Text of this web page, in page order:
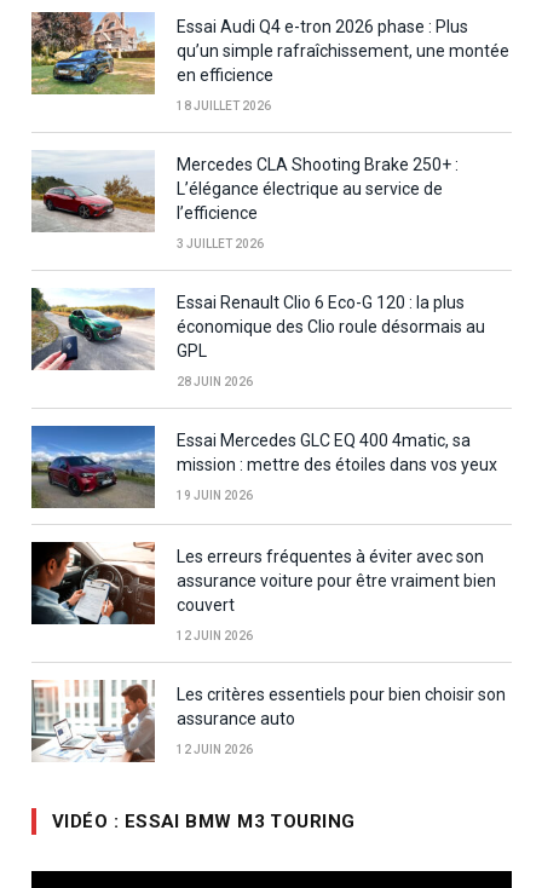
Essai Audi Q4 e-tron 2026 phase : Plus
qu’un simple rafraîchissement, une montée
en efficience
18 JUILLET 2026
Mercedes CLA Shooting Brake 250+ :
L’élégance électrique au service de
l’efficience
3 JUILLET 2026
Essai Renault Clio 6 Eco-G 120 : la plus
économique des Clio roule désormais au
GPL
28 JUIN 2026
Essai Mercedes GLC EQ 400 4matic, sa
mission : mettre des étoiles dans vos yeux
19 JUIN 2026
Les erreurs fréquentes à éviter avec son
assurance voiture pour être vraiment bien
couvert
12 JUIN 2026
Les critères essentiels pour bien choisir son
assurance auto
12 JUIN 2026
VIDÉO : ESSAI BMW M3 TOURING